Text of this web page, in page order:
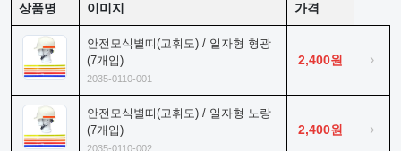
상품명 이미지 가격
안전모식별띠(고휘도) / 일자형 형광
(7개입)
2035-0110-001
2,400원 ›
안전모식별띠(고휘도) / 일자형 노랑
(7개입)
2035-0110-002
2,400원 ›